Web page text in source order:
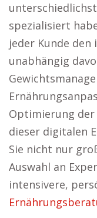
spezialisiert
jeder Kunde
unabhängig
Optimierung der
dieser digitalen
Sie nicht nur
Auswahl an
intensivere,